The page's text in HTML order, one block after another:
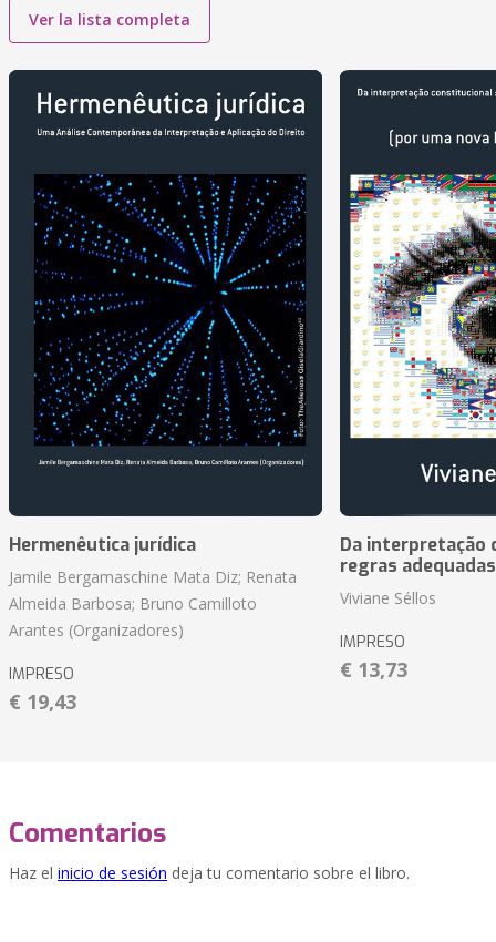
Ver la lista completa
Hermenêutica jurídica
Jamile Bergamaschine Mata Diz; Renata
Almeida Barbosa; Bruno Camilloto
Arantes (Organizadores)
IMPRESO
€ 19,43
Da interpretação
regras
Viviane Séllos
IMPRESO
€ 13,73
Comentarios
Haz el inicio de sesión deja tu comentario sobre el libro.